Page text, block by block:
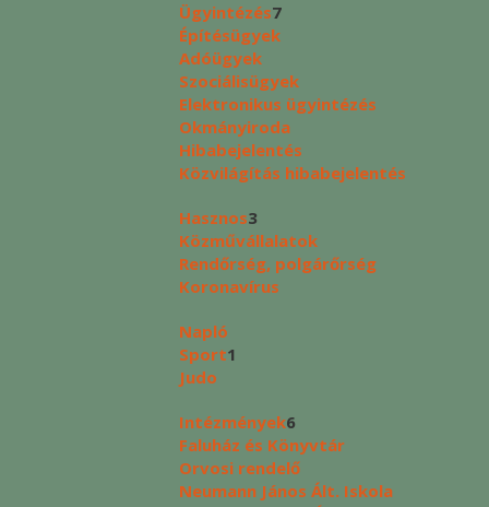
Ügyintézés7
Építésügyek
Adóügyek
Szociálisügyek
Elektronikus ügyintézés
Okmányiroda
Hibabejelentés
Közvilágítás hibabejelentés
Hasznos3
Közművállalatok
Rendőrség, polgárőrség
Koronavírus
Napló
Sport1
Judo
Intézmények6
Faluház és Könyvtár
Orvosi rendelő
Neumann János Ált. Iskola